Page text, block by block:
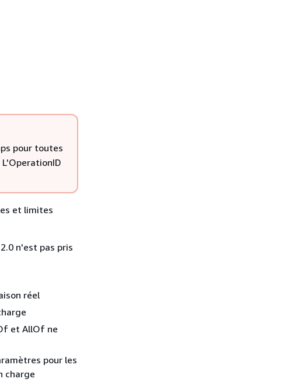
pour toutes
et limites
n'est pas pris
réel
et AllOf ne
pour les
charge